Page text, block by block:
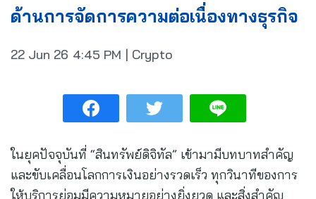
ด้านการจัดการความต่อเนื่องทางธุรกิจ
22 Jun 26 4:45 PM | Crypto
ในยุคปัจจุบันที่ “สินทรัพย์ดิจิทัล” เข้ามามีบทบาทสำคัญ
และขับเคลื่อนโลกการเงินอย่างรวดเร็ว ทุกวินาทีของการ
ให้บริการย่อมมีความหมายอย่างยิ่งยวด และสิ่งสำคัญ